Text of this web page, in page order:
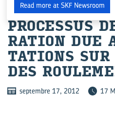
PRO­CES­SUS
RA­TION DUE
TA­TIONS
DES
septembre 17, 2012 17
Read more at SKF Newsroom